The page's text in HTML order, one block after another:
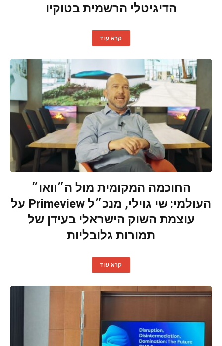
הדיגיטלי הרשמית בטוקיו
קרא עוד
החוכמה המקומית מול ה״וואו״
העולמי: שי גוילי, מנכ״ל Primeview על
עוצמת השוק הישראלי בעידן של
תמורות גלובליות
קרא עוד